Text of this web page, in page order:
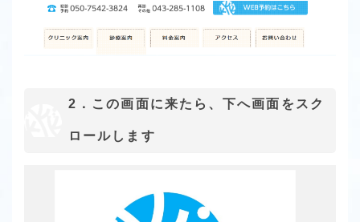
2．この画面に来たら、下へ画面をスク
ロールします